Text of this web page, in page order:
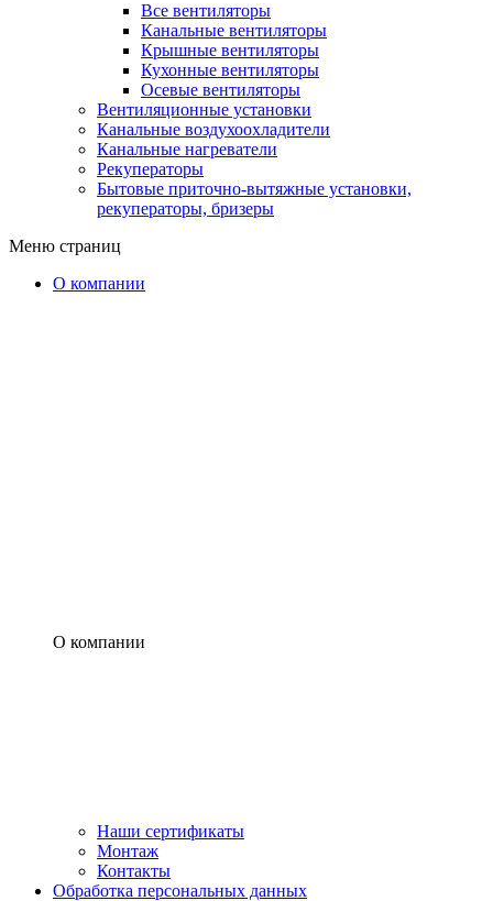
Все вентиляторы
Канальные вентиляторы
Крышные вентиляторы
Кухонные вентиляторы
Осевые вентиляторы
Вентиляционные установки
Канальные воздухоохладители
Канальные нагреватели
Рекуператоры
Бытовые приточно-вытяжные установки,
рекуператоры, бризеры
Меню страниц
О компании
О компании
Наши сертификаты
Монтаж
Контакты
Обработка персональных данных